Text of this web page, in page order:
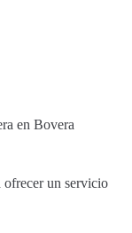
en Bovera
ofrecer un servicio